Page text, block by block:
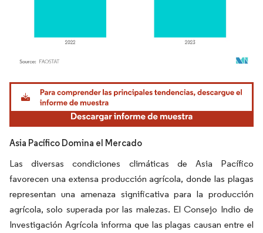
Imagen © Mordor Intelligence. El uso requiere atribución según CC BY 4.0.
Asia Pacífico Domina el Mercado
Las diversas condiciones climáticas de Asia Pacífico
favorecen una extensa producción agrícola, donde las plagas
representan una amenaza significativa para la producción
agrícola, solo superada por las malezas. El Consejo Indio de
Investigación Agrícola informa que las plagas causan entre el